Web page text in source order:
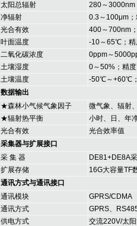
太阳总辐射
280～3000nm
净辐射
0.3～100μm
光合有效
400～700nm
叶面温度
-10～65℃；
二氧化碳浓度
0ppm～
土壤湿度
0～50%；精
土壤温度
-50℃～+60℃
数据输出
★森林小气候气象因子
微气象、辐射
★辐射热平衡
小时、日、年
光合有效
光合效率值
采集器与扩展接口
采 集 器
DE81+DE8A
扩展存储
16G大容量TF
通讯方式与通讯接口
通讯模块
GPRS/CDMA
通讯方式
GPRS、
供电方式
交流220V/太